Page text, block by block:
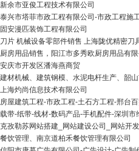
新余市亚俊工程技术有限公司
泰兴市塔菲市政工程有限公司-市政工程施
固安漫匹装饰工程有限公司
刀片 机械设备零部件销售 上海陇优精密刀
厨房用品销售，阳江市多秀欧厨房用品有限
安庆市开发区潘海燕商贸
建材机械、建筑钢模、水泥电杆生产、韶
上海灼尚信息技术有限公司
房屋建筑工程-市政工程-土石方工程-邢台
载带-纸带-线材-数码产品-手机配件-深圳市
克孜勒苏网站搭建_网站建设公司_网站开
餐饮管理、南京道柏禾餐饮管理有限公司